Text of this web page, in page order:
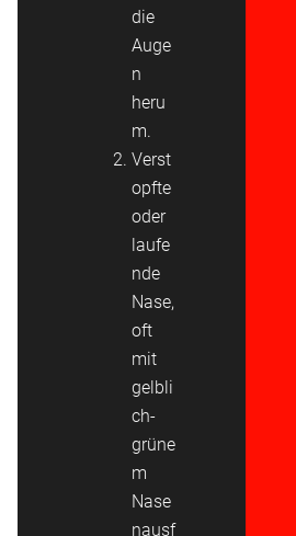
die
Auge
n
heru
m.
Verst
opfte
oder
laufe
nde
Nase,
oft
mit
gelbli
ch-
grüne
m
Nase
nausf